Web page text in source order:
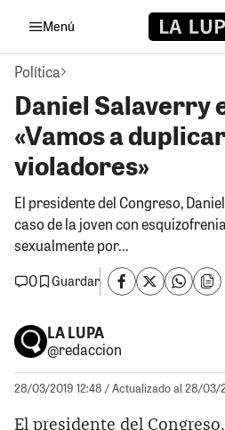
Menú
Política
Daniel Salaverry
«Vamos a
violadores»
El presidente del Congreso,
caso de la joven con
sexualmente por...
0
Guardar
LA LUPA
@redaccion
28/03/2019 12:48 / Actualizado al 28/03/
El presidente del Congreso,